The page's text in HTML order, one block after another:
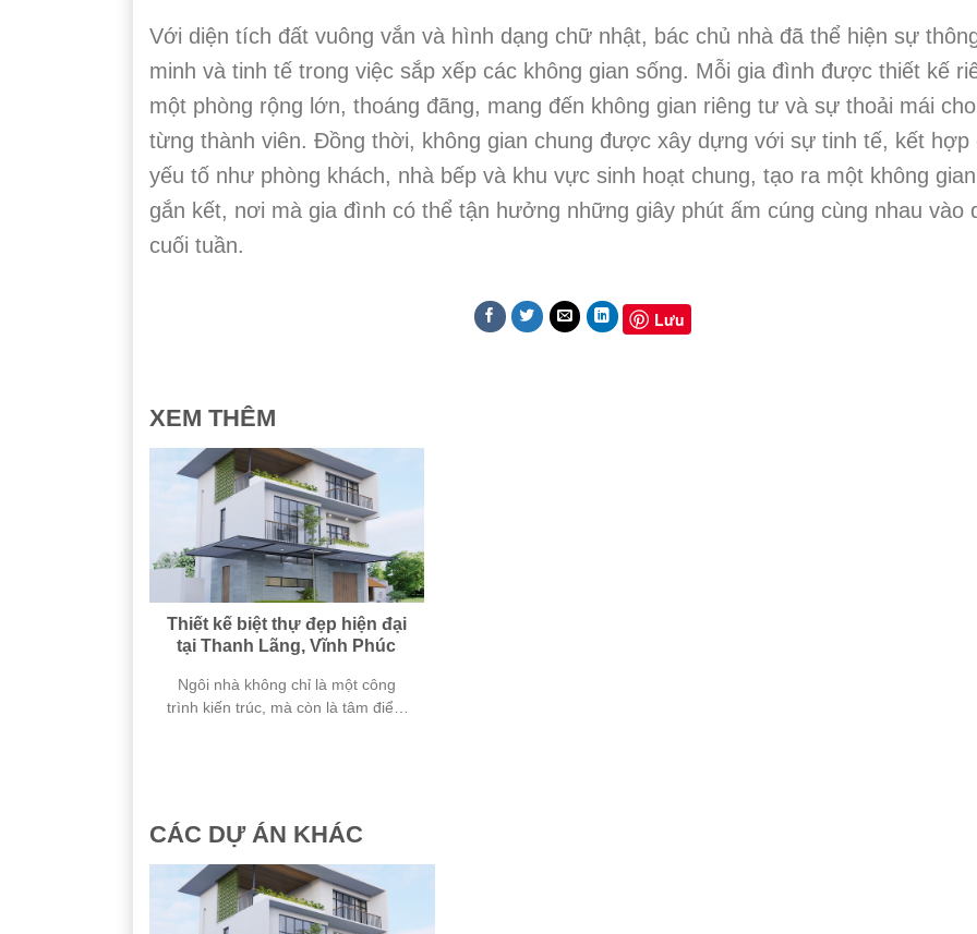
Với diện tích đất vuông vắn và hình dạng chữ nhật, bác chủ nhà đã thể hiện sự
minh và tinh tế trong việc sắp xếp các không gian sống. Mỗi gia đình được thiết kế
một phòng rộng lớn, thoáng đãng, mang đến không gian riêng tư và sự thoải mái cho
từng thành viên. Đồng thời, không gian chung được xây dựng với sự tinh tế, kết hợp
yếu tố như phòng khách, nhà bếp và khu vực sinh hoạt chung, tạo ra một không gian
gắn kết, nơi mà gia đình có thể tận hưởng những giây phút ấm cúng cùng nhau vào
cuối tuần.
Lưu
XEM THÊM
Thiết kế biệt thự đẹp hiện đại
tại Thanh Lãng, Vĩnh Phúc
Ngôi nhà không chỉ là một công
trình kiến trúc, mà còn là tâm điểm
CÁC DỰ ÁN KHÁC